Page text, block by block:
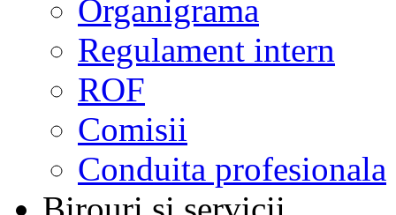
Organigrama
Regulament intern
ROF
Comisii
Conduita profesionala